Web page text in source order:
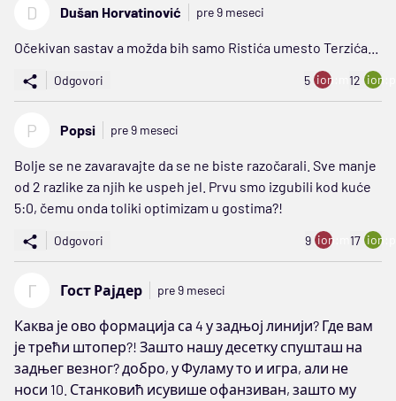
D Dušan Horvatinović pre 9 meseci
Očekivan sastav a možda bih samo Ristića umesto Terzića...
Odgovori 5 ion:minus
12
P Popsi pre 9 meseci
Bolje se ne zavaravajte da se ne biste razočarali. Sve manje
od 2 razlike za njih ke uspeh jel. Prvu smo izgubili kod kuće
5:0, čemu onda toliki optimizam u gostima?!
Odgovori 9 ion:minus
17
Г Гост Рајдер pre 9 meseci
Каква је ово формација са 4 у задњој линији? Где вам
је трећи штопер?! Зашто нашу десетку спушташ на
задњег везног? добро, у Фуламу то и игра, али не
носи 10. Станковић исувише офанзиван, зашто му